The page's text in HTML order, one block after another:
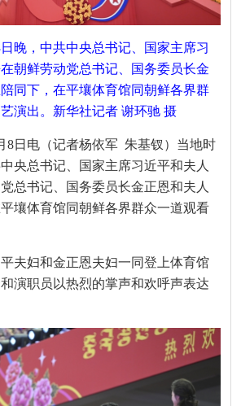
晚，中共中央总书记、国家主席习
朝鲜劳动党总书记、国务委员长金
同下，在平壤体育馆同朝鲜各界群
演出。新华社记者 谢环驰 摄
8日电（记者杨依军 朱基钗）当地时
央总书记、国家主席习近平和夫人
总书记、国务委员长金正恩和夫人
壤体育馆同朝鲜各界群众一道观看
夫妇和金正恩夫妇一同登上体育馆
演职员以热烈的掌声和欢呼声表达